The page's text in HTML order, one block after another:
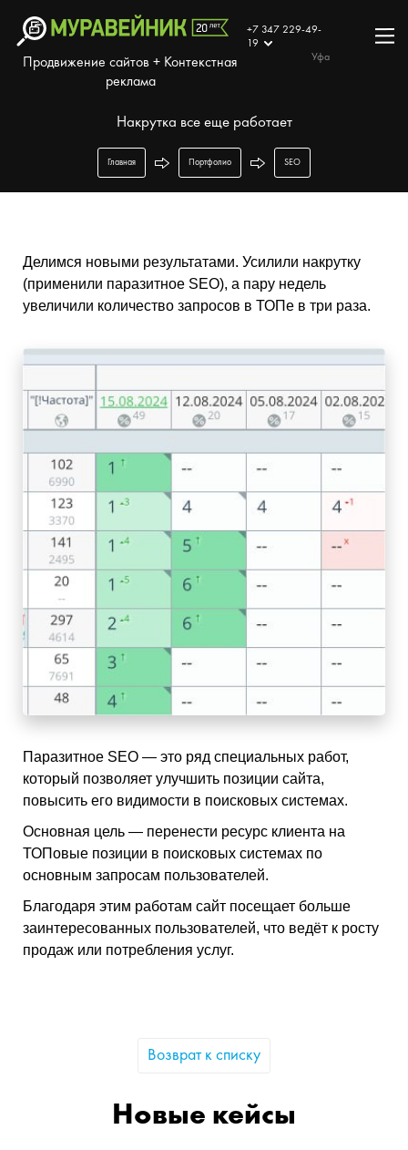
Продвижение сайтов + Контекстная
реклама
+7 347 229-49-
19
Уфа
Накрутка все еще работает
Главная Портфолио SEO
Делимся новыми результатами. Усилили накрутку
(применили паразитное SEO), а пару недель
увеличили количество запросов в ТОПе в три раза.
Паразитное SEO — это ряд специальных работ,
который позволяет улучшить позиции сайта,
повысить его видимости в поисковых системах.
Основная цель — перенести ресурс клиента на
ТОПовые позиции в поисковых системах по
основным запросам пользователей.
Благодаря этим работам сайт посещает больше
заинтересованных пользователей, что ведёт к росту
продаж или потребления услуг.
Возврат к списку
Новые кейсы